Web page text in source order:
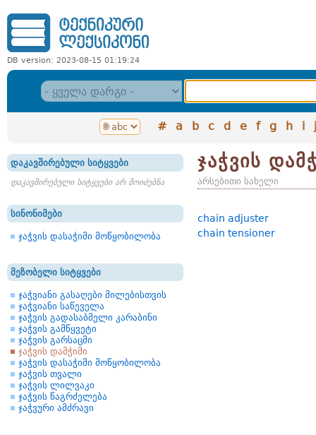
DB version: 2023-08-15 01:19:24
# a b c d e f g h i j
დაკავშირებული სიტყვები
დაკავშირებული სიტყვები არ მოიძებნა
სინონიმები
ჯაჭვის დასაჭიმი მოწყობილობა
მეზობელი სიტყვები
ჯაჭვიანი გასაღები მილებისთვის
ჯაჭვიანი საწეველა
ჯაჭვის გადასაბმელი კარაბინი
ჯაჭვის გამწყვეტი
ჯაჭვის გარსაცმი
ჯაჭვის დამჭიმი
ჯაჭვის დასაჭიმი მოწყობილობა
ჯაჭვის თვალი
ჯაჭვის ლილვაკი
ჯაჭვის წაგრძელება
ჯაჭვური ამძრავი
ჯაჭვის
არსებითი სახელი
chain adjuster
chain tensioner